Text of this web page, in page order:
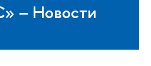
– Новости